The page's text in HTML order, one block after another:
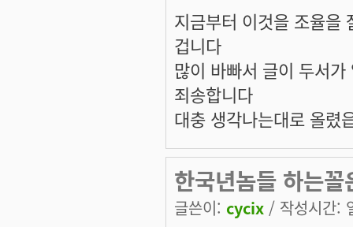
지금부터 이것을 조율을
겁니다
많이 바빠서 글이 두서가
죄송합니다
대충 생각나는대로 올렸
한국년놈들 하는
글쓴이: cycix / 작성시간: